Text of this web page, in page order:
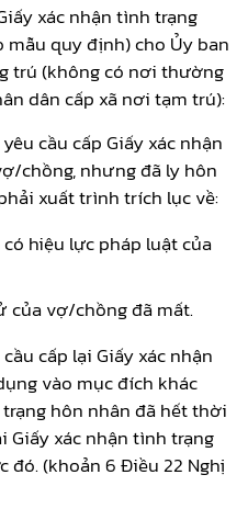
xác nhận tình trạng
quy định) cho Ủy ban
trú (không có nơi thường
dân cấp xã nơi tạm trú):
cầu cấp Giấy xác nhận
chồng, nhưng đã ly hôn
xuất trình trích lục về:
hiệu lực pháp luật của
của vợ/chồng đã mất.
cấp lại Giấy xác nhận
vào mục đích khác
hôn nhân đã hết thời
xác nhận tình trạng
đó. (khoản 6 Điều 22 Nghị